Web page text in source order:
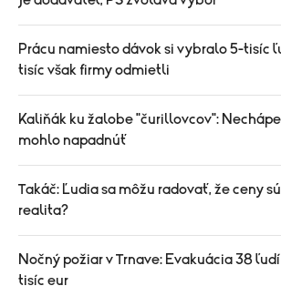
Prácu namiesto dávok si vybralo 5-tisíc
tisíc však firmy odmietli
Kaliňák ku žalobe "čurillovcov":
mohlo napadnúť
Takáč: Ľudia sa môžu radovať, že ceny
realita?
Nočný požiar v Trnave: Evakuácia 38
tisíc eur